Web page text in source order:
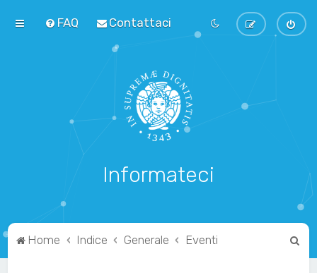
FAQ Contattaci
Informateci
Home Indice Generale Eventi